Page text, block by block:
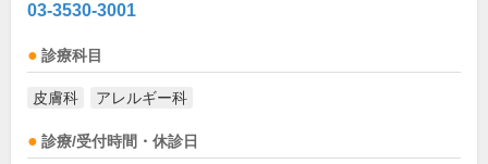
03-3530-3001
診療科目
皮膚科 アレルギー科
診療/受付時間・休診日